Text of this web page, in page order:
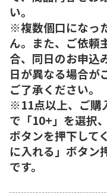
い。
※複数個口になっ
ん。また、ご依頼
合、同日のお申込
日が異なる場合が
ご了承ください。
※11点以上、ご購
で「10+」を選択
ボタンを押下して
に入れる」ボタン
です。